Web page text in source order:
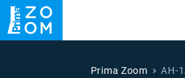
UFO DRUHÁ
Prima Zoom AH-